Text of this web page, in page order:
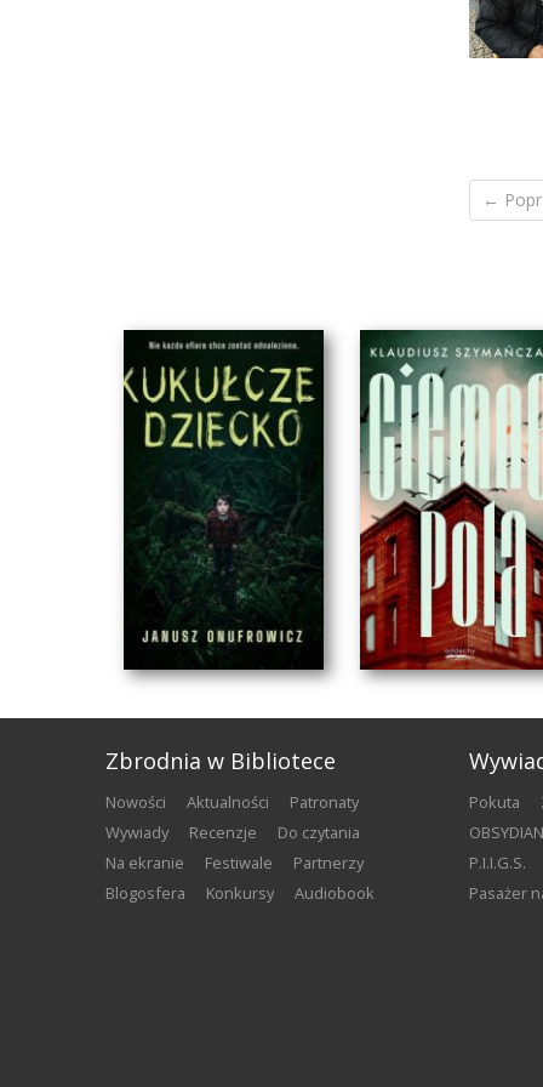
←
Zbrodnia w Bibliotece
nowości aktualności
patronaty
wywiady
recenzje
do czytania
na ekranie
festiwale
partnerzy
blogosfera
konkursy audiobook
Pokuta
P.I.I.G.S.
Pasażer